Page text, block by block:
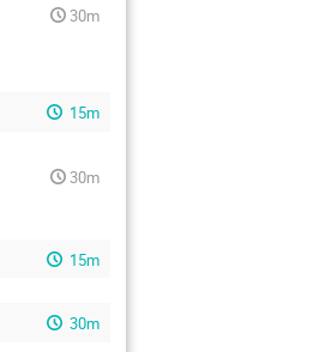
30m
15m
30m
15m
30m